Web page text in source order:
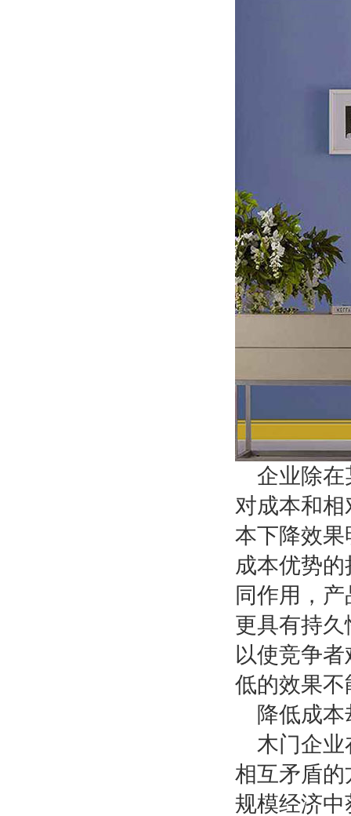
企业除在
对成本和
本下降效
成本优势
同作用，
更具有持
以使竞争
低的效果
降低成
木门企业
相互矛盾
规模经济